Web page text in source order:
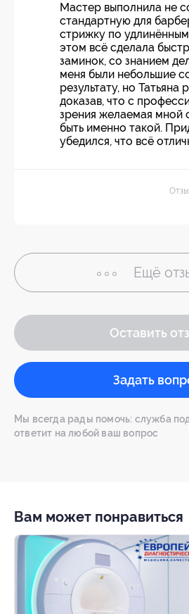
Мастер выполнила не
стандартную для
стрижку по
этом всё сделала
заминок, со знанием
меня были небольшие
результату, но Татьяна
доказав, что с
зрения желаемая мной
быть именно такой.
убедился, что всё
Ещё
Оставить
Задать
Мы всегда рады помочь: служба
ответит на любой ваш вопрос
Вам может понравиться